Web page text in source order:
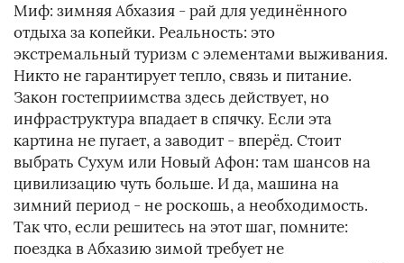
Миф: зимняя Абхазия - рай для уединённого
отдыха за копейки. Реальность: это
экстремальный туризм с элементами выживания.
Никто не гарантирует тепло, связь и питание.
Закон гостеприимства здесь действует, но
инфраструктура впадает в спячку. Если эта
картина не пугает, а заводит - вперёд. Стоит
выбрать Сухум или Новый Афон: там шансов на
цивилизацию чуть больше. И да, машина на
зимний период - не роскошь, а необходимость.
Так что, если решитесь на этот шаг, помните:
поездка в Абхазию зимой требует не